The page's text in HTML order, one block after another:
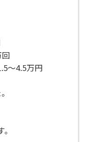
～4.5万円